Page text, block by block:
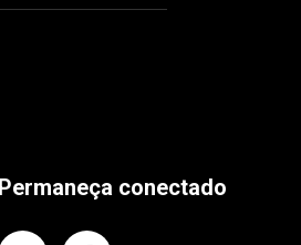
Permaneça conectado